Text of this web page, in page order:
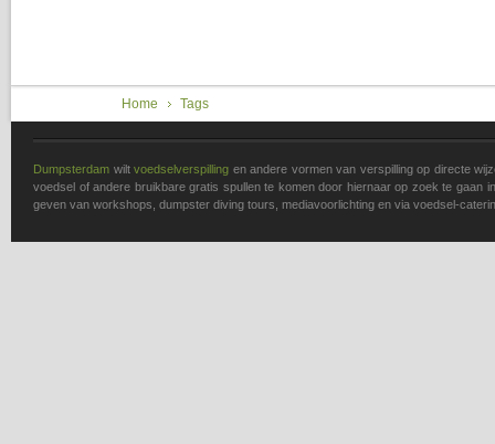
Home Tags
Dumpsterdam wilt voedselverspilling en andere vormen van verspilling op directe
voedsel of andere bruikbare gratis spullen te komen door hiernaar op zoek te gaan
geven van workshops, dumpster diving tours, mediavoorlichting en via voedsel-